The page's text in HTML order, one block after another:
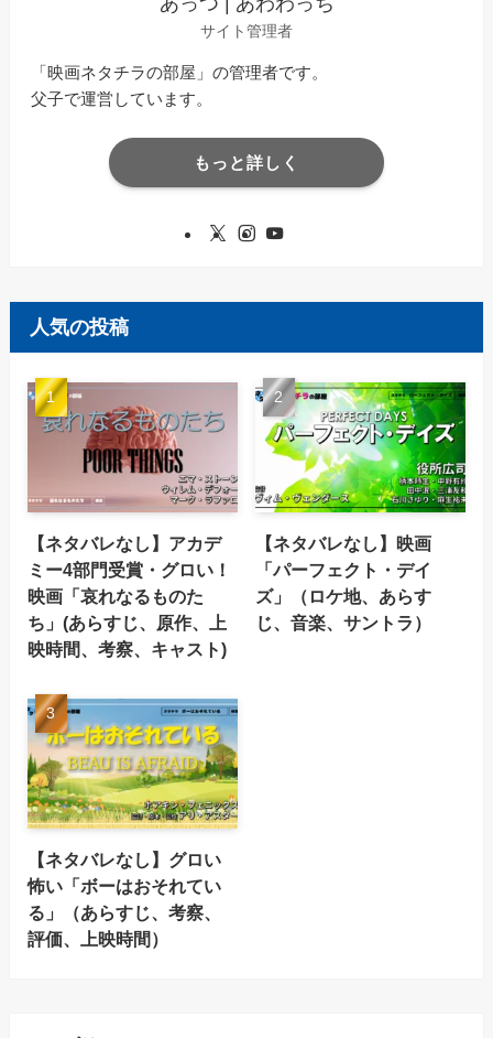
サイト管理者
「映画ネタチラの部屋」の管理者です。
父子で運営しています。
もっと詳しく
人気の投稿
【ネタバレなし】アカデ
ミー4部門受賞・グロい！
映画「哀れなるものた
ち」(あらすじ、原作、上
映時間、考察、キャスト)
【ネタバレなし】映画
「パーフェクト・デイ
ズ」（ロケ地、あらす
じ、音楽、サントラ）
【ネタバレなし】グロい
怖い「ボーはおそれてい
る」（あらすじ、考察、
評価、上映時間）